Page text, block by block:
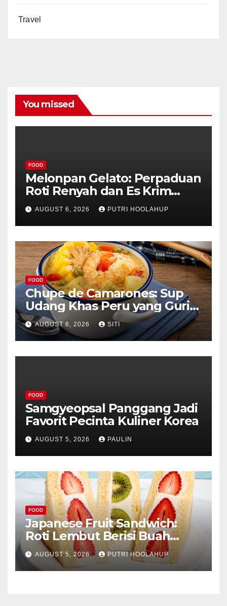
Travel
You missed
FOOD
Melonpan Gelato: Perpaduan
Roti Renyah dan Es Krim
Lembut yang Menggoda
AUGUST 6, 2026 PUTRI HOOLAHUP
FOOD
Chupe de Camarones: Sup
Udang Khas Peru yang Gurih
Lezat
AUGUST 6, 2026 SITI
FOOD
Samgyeopsal Panggang Jadi
Favorit Pecinta Kuliner Korea
AUGUST 5, 2026 PAULIN
FOOD
Japanese Fruit Sandwich:
Roti Lembut Berisi Buah
Segar yang Memikat Selera
AUGUST 5, 2026 PUTRI HOOLAHUP